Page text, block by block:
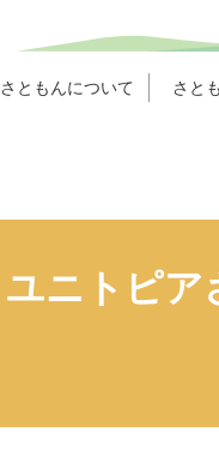
さともんについて さと
ユニトピア